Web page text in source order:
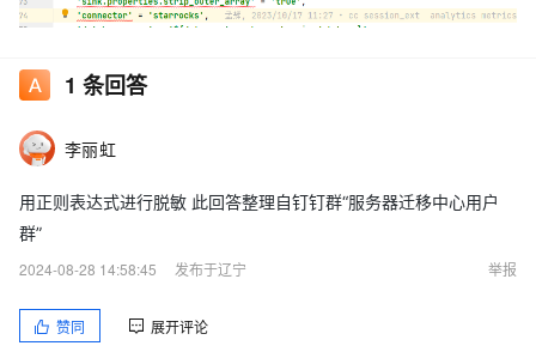
1 条回答
李丽虹
用正则表达式进行脱敏 此回答整理自钉钉群“服务器迁移中心用户
群”
2024-08-28 14:58:45
发布于辽宁 举报
赞同 展开评论